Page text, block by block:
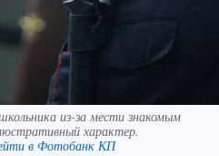
из-за мести знакомым
характер.
в Фотобанк КП